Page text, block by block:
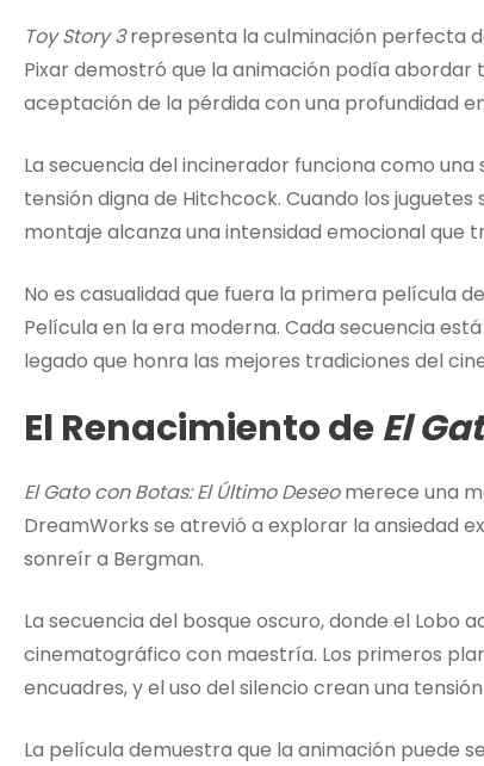
Toy Story 3representa la culminación perfecta
Pixar demostró que la animación podía
aceptación de la pérdida con una profundidad
La secuencia del incinerador funciona como
tensión digna de Hitchcock. Cuando los
montaje alcanza una intensidad emocional que
No es casualidad que fuera la primera película
Película en la era moderna. Cada secuencia
legado que honra las mejores tradiciones del
El Renacimiento deEl
El Gato con Botas: El Último Deseomerece una
DreamWorks se atrevió a explorar la ansiedad
sonreír a Bergman.
La secuencia del bosque oscuro, donde el Lobo
cinematográfico con maestría. Los primeros
encuadres, y el uso del silencio crean una
La película demuestra que la animación puede